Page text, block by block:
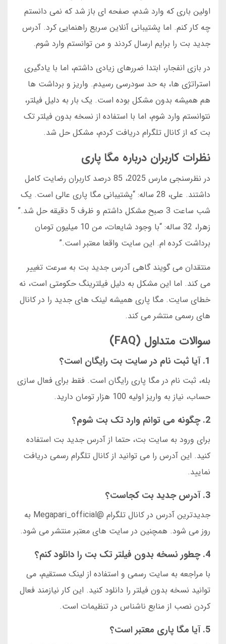
اولین باری که وارد شدم، صفحه ای باز شد که نمی دانستم
چه کار کنم. اما پشتیبانی آنلاین سریع راهنمایی کرد. آدرس
جدید بت را برایم ارسال کردند و من توانستم وارد شوم.
در بازی انفجار، ابتدا ضررهای زیادی داشتم، اما با یادگیری
استراتژی ها، به حد سودرسی رسیدم. واریز و برداشت ها
هم همیشه بدون مشکل بوده است. یک بار به دلیل فیلتر،
نتوانستم وارد شوم، اما با استفاده از نسخه بدون فیلتر تک
بت که از کانال تلگرام دریافت کردم، مشکل حل شد.
نظرات کاربران درباره مگا پاری
در نظرسنجی مارس 2025، 85 درصد کاربران رضایت کامل
داشتند. علی، 28 ساله: “پشتیبانی مگا پاری عالی است. یک
شب ساعت 3 صبح مشکل داشتم و ظرف 5 دقیقه حل شد.”
زهرا، 32 ساله: “با وجود شایعات، من 10 میلیون تومان
برداشت کرده ام. این سایت واقعا معتبر است.”
منتقدان می گویند گاهی آدرس جدید بت به سرعت تغییر
می کند. اما این مشکل به دلیل فیلترینگ حکومتی است، نه
خطای سایت. مگا پاری همیشه لینک های جدید را در کانال
های رسمی منتشر می کند.
سوالات متداول (FAQ)
1. آیا ثبت نام در سایت بت رایگان است؟
بله، ثبت نام در مگا پاری رایگان است. فقط برای فعال سازی
حساب، نیاز به واریز اولیه 100 هزار تومان دارید.
2. چگونه می توانم وارد تک بت شوم؟
برای ورود به سایت بت، حتما از آدرس جدید بت استفاده
کنید. این آدرس را می توانید از کانال تلگرام رسمی دریافت
نمایید.
3. آدرس جدید بت کجاست؟
جدیدترین آدرس در کانال تلگرام @Megapari_official به
روز می شود. همچنین در سایت های معتبر منتشر می شود.
4. چطور نسخه بدون فیلتر تک بت را دانلود کنم؟
با مراجعه به سایت رسمی و استفاده از لینک مستقیم، می
توانید نسخه بدون فیلتر را دانلود کنید. این کار نیازمند فعال
کردن نصب از منابع ناشناس در تنظیمات است.
5. آیا مگا پاری معتبر است؟